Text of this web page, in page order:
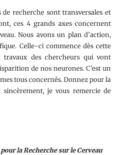
de recherche sont transversales et
ces 4 grands axes concernent
Nous avons un plan d’action,
Celle-ci commence dès cette
des chercheurs qui vont
de nos neurones. C’est un
tous concernés. Donnez pour la
je vous remercie de
la Recherche sur le Cerveau